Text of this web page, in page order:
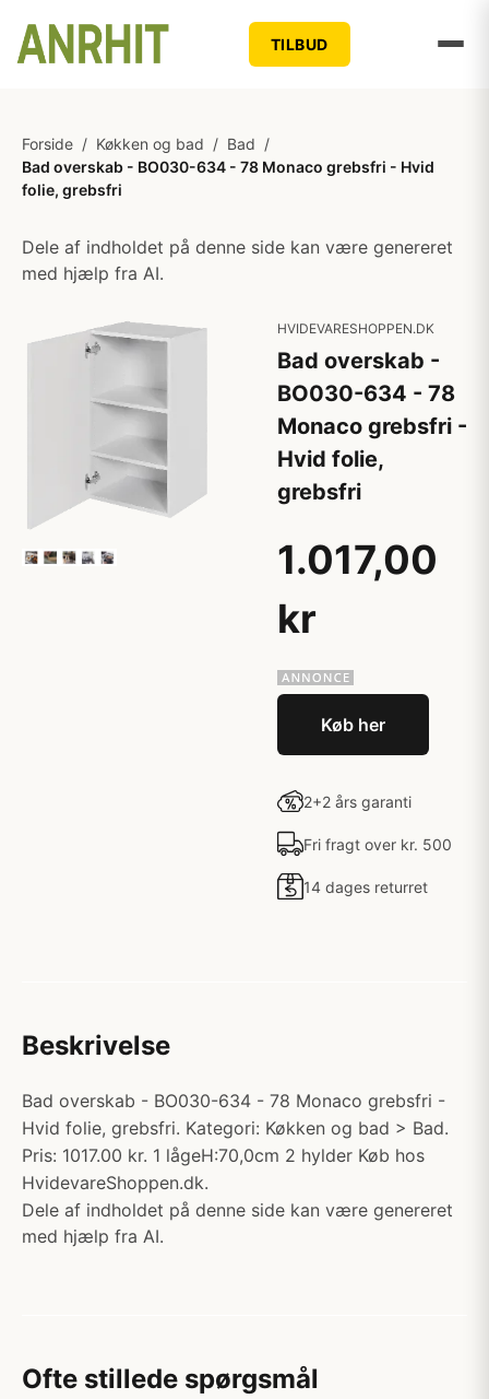
TILBUD
Forside / Køkken og bad / Bad /
Bad overskab - BO030-634 - 78 Monaco grebsfri - Hvid
folie, grebsfri
Dele af indholdet på denne side kan være genereret
med hjælp fra AI.
HVIDEVARESHOPPEN.DK
Bad overskab -
BO030-634 - 78
Monaco grebsfri -
Hvid folie,
grebsfri
1.017,00
kr
Køb her
2+2 års garanti
Fri fragt over kr. 500
14 dages returret
Beskrivelse
Bad overskab - BO030-634 - 78 Monaco grebsfri -
Hvid folie, grebsfri. Kategori: Køkken og bad > Bad.
Pris: 1017.00 kr. 1 lågeH:70,0cm 2 hylder Køb hos
HvidevareShoppen.dk.
Dele af indholdet på denne side kan være genereret
med hjælp fra AI.
Ofte stillede spørgsmål